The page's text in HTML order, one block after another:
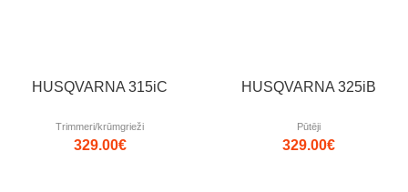
HUSQVARNA 315iC
Trimmeri/krūmgrieži
329.00€
HUSQVARNA 325iB
Pūtēji
329.00€